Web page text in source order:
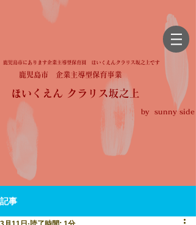
鹿児島市にあります企業主導型保育園 ほいくえんクラリス坂之上です
鹿児島市 企業主導型保育事業
ほいくえん クラリス坂之上
by sunny side
記事